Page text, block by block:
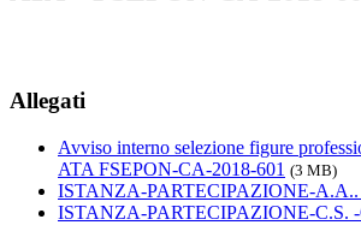
Allegati
Avviso interno selezione figure
ATA FSEPON-CA-2018-601 (3 MB)
ISTANZA-PARTECIPAZIONE-A.A..
ISTANZA-PARTECIPAZIONE-C.S. -